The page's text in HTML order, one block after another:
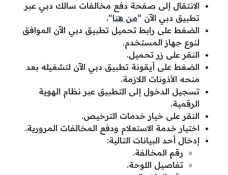
الانتقال إلى صفحة دفع مخالفات سالك دبي عبر
تطبيق دبي الآن “من هنا“.
الضغط على رابط تحميل تطبيق دبي الآن الموافق
لنوع جهاز المستخدم.
النقر على زر تحميل.
الضغط على أيقونة تطبيق دبي الآن لتشغيله بعد
منحه الأذونات اللازمة.
تسجيل الدخول إلى التطبيق عبر نظام الهوية
الرقمية.
النقر على خيار خدمات الترخيص.
اختيار خدمة الاستعلام ودفع المخالفات المرورية.
إدخال أحد البيانات التالية:
رقم المخالفة.
تفاصيل اللوحة.